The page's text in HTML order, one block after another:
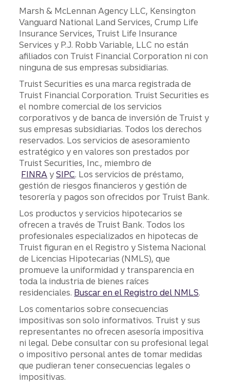
Marsh & McLennan Agency LLC, Kensington
Vanguard National Land Services, Crump Life
Insurance Services, Truist Life Insurance
Services y P.J. Robb Variable, LLC no están
afiliados con Truist Financial Corporation ni con
ninguna de sus empresas subsidiarias.
Truist Securities es una marca registrada de
Truist Financial Corporation. Truist Securities es
el nombre comercial de los servicios
corporativos y de banca de inversión de Truist y
sus empresas subsidiarias. Todos los derechos
reservados. Los servicios de asesoramiento
estratégico y en valores son prestados por
Truist Securities, Inc., miembro de
FINRA ySIPC. Los servicios de préstamo,
gestión de riesgos financieros y gestión de
tesorería y pagos son ofrecidos por Truist Bank.
Los productos y servicios hipotecarios se
ofrecen a través de Truist Bank. Todos los
profesionales especializados en hipotecas de
Truist figuran en el Registro y Sistema Nacional
de Licencias Hipotecarias (NMLS), que
promueve la uniformidad y transparencia en
toda la industria de bienes raíces
residenciales. Buscar en el Registro del NMLS.
Los comentarios sobre consecuencias
impositivas son solo informativos. Truist y sus
representantes no ofrecen asesoría impositiva
ni legal. Debe consultar con su profesional legal
o impositivo personal antes de tomar medidas
que pudieran tener consecuencias legales o
impositivas.